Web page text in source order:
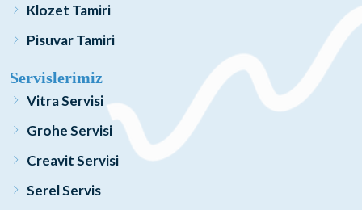
Klozet Tamiri
Pisuvar Tamiri
Servislerimiz
Vitra Servisi
Grohe Servisi
Creavit Servisi
Serel Servis